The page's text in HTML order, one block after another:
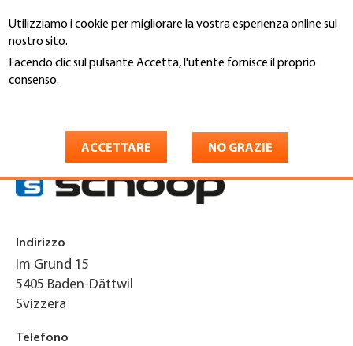
Utilizziamo i cookie per migliorare la vostra esperienza online sul
nostro sito.
Facendo clic sul pulsante Accetta, l'utente fornisce il proprio
consenso.
ACCETTARE NO GRAZIE
al
contenuto
principale
You
Indirizzo
Im Grund 15
5405 Baden-Dättwil
Svizzera
Telefono